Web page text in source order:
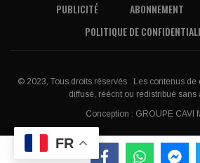
PUBLICITÉ
ABONNEMENT
POLITIQUE DE
© 2023, Tous droits réservés . Les contenus de
diffusé, réécrit ou redistribué sans
Conception : GROUPE CAVI
FR